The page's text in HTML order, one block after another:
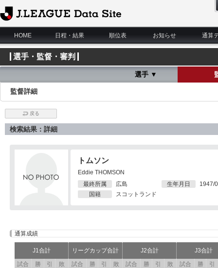
J.League Data Site
HOME
日程・結果 順位表 お知らせ 通算
選手・監督・審判
選手 ▼
監督詳細
戻る
検索結果：詳細
トムソン
Eddie THOMSON
最終所属
広島
国籍
スコットランド
生年月日 1947/
通算成績
J1合計 リーグカップ合計 J2合計
J3合計
試合
勝 引 敗 試合 勝 引 敗 試合 勝 引 敗 試合 勝
引